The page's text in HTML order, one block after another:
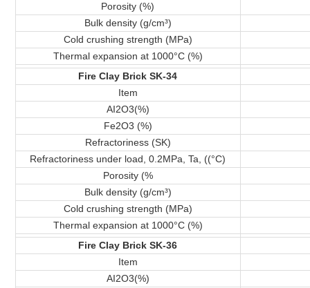
Porosity (%)
Bulk density (g/cm³)
Cold crushing strength (MPa)
Thermal expansion at 1000°C (%)
Fire Clay Brick SK-34
Item
AI2O3(%)
Fe2O3 (%)
Refractoriness (SK)
Refractoriness under load, 0.2MPa, Ta, ((°C)
Porosity (%
Bulk density (g/cm³)
Cold crushing strength (MPa)
Thermal expansion at 1000°C (%)
Fire Clay Brick SK-36
Item
AI2O3(%)